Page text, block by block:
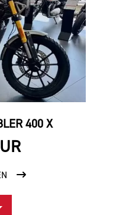
400 X